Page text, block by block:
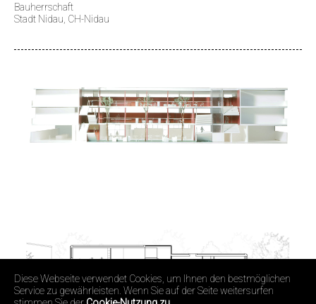
Bauherrschaft
Stadt Nidau, CH-Nidau
Diese Webseite verwendet Cookies, um Ihnen den bestmöglichen
Service zu gewährleisten. Wenn Sie auf der Seite weitersurfen